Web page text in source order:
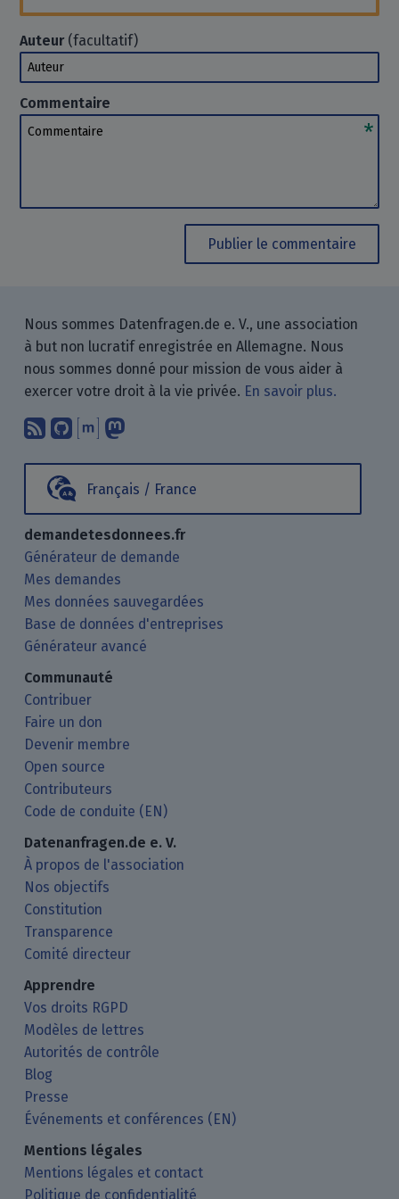
Auteur(facultatif)
Auteur
Commentaire
Commentaire
Publier le commentaire
Nous sommes Datenfragen.de e. V., une association
à but non lucratif enregistrée en Allemagne. Nous
nous sommes donné pour mission de vous aider à
exercer votre droit à la vie privée. En savoir plus.
Abonnez-vous à notre blog en
Nous trouver sur GitHub.
Échanger avec nous via Matrix.
Français / France
demandetesdonnees.fr
Générateur de demande
Mes demandes
Mes données sauvegardées
Base de données d'entreprises
Générateur avancé
Communauté
Contribuer
Faire un don
Devenir membre
Open source
Contributeurs
Code de conduite (EN)
Datenanfragen.de e. V.
À propos de l'association
Nos objectifs
Constitution
Transparence
Comité directeur
Apprendre
Vos droits RGPD
Modèles de lettres
Autorités de contrôle
Blog
Presse
Événements et conférences (EN)
Mentions légales
Mentions légales et contact
Politique de confidentialité